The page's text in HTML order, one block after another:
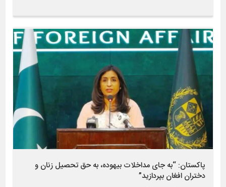
پاکستان: “به جای مداخلات بیهوده، به حق تحصیل زنان و
دختران افغان بپردازید”